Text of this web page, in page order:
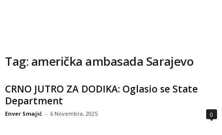
Tag: američka ambasada Sarajevo
CRNO JUTRO ZA DODIKA: Oglasio se State
Department
Enver Smajić - 6 Novembra, 2025 0